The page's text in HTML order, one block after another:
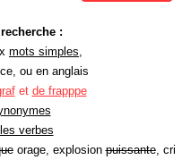
:
mots simples,
ou en anglais
et de frapppe
les verbes
orage, explosionpuissante, cri